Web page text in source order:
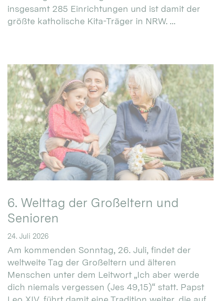
insgesamt 285 Einrichtungen und ist damit der
größte katholische Kita-Träger in NRW. ...
6. Welttag der Großeltern und
Senioren
24. Juli 2026
Am kommenden Sonntag, 26. Juli, findet der
weltweite Tag der Großeltern und älteren
Menschen unter dem Leitwort „Ich aber werde
dich niemals vergessen (Jes 49,15)“ statt. Papst